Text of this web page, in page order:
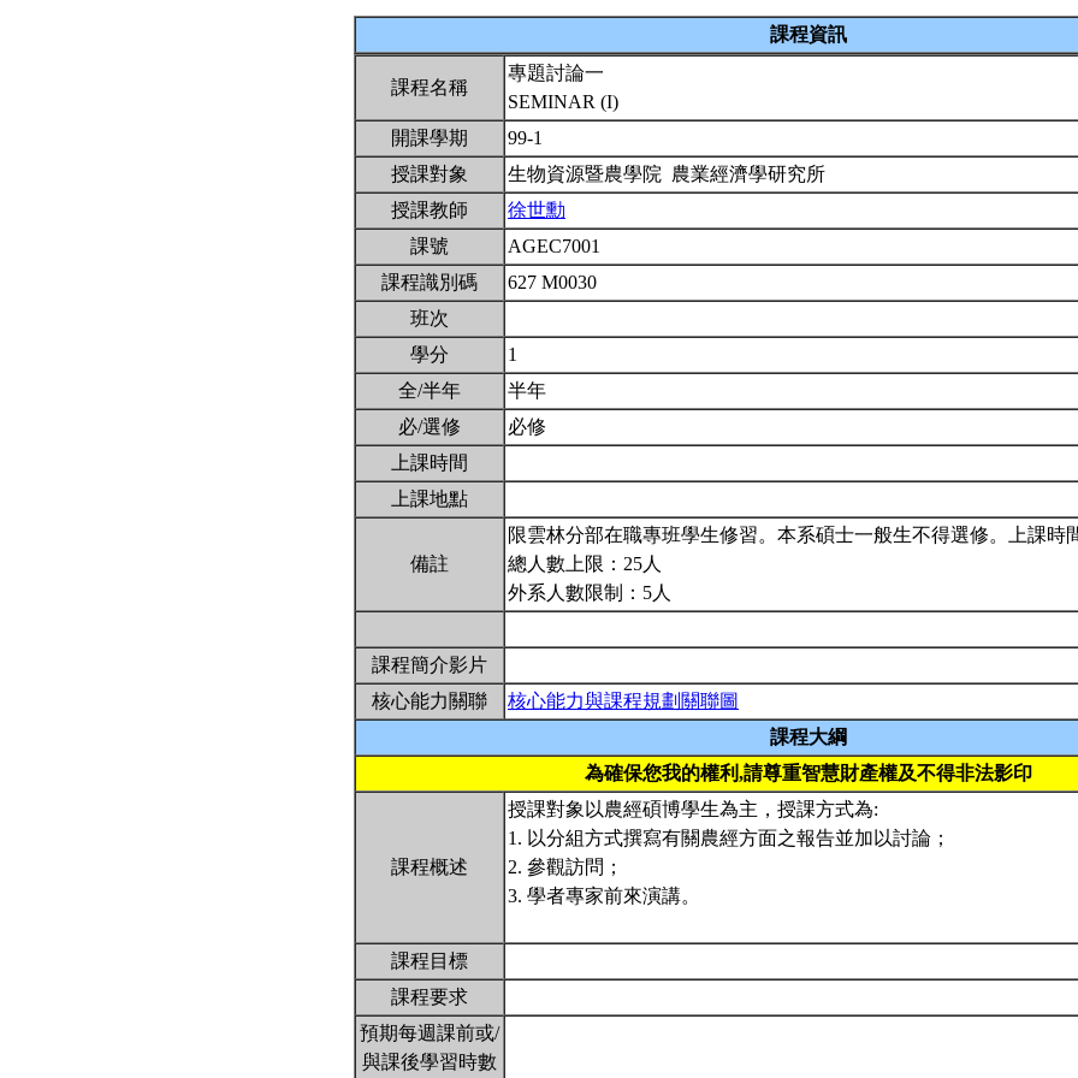
課程資訊
課程名稱
專題討論一
SEMINAR (I)
開課學期
99-1
授課對象
生物資源暨農學院 農業經濟學研究所
授課教師
徐世勳
課號
AGEC7001
課程識別碼
627 M0030
班次
學分
1
全/半年
半年
必/選修
必修
上課時間
上課地點
備註
限雲林分部在職專班學生修習。本系碩士一般生不得選修。上課時
總人數上限：25人
外系人數限制：5人
課程簡介影片
核心能力關聯
核心能力與課程規劃關聯圖
課程大綱
為確保您我的權利,請尊重智慧財產權及不得非法影印
課程概述
授課對象以農經碩博學生為主，授課方式為:
1. 以分組方式撰寫有關農經方面之報告並加以討論；
2. 參觀訪問；
3. 學者專家前來演講。
課程目標
課程要求
預期每週課前或/
與課後學習時數